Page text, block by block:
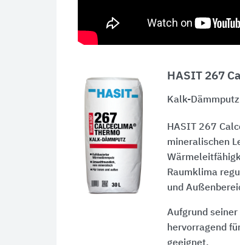
HASIT 267
Kalk-Dämmputz
HASIT 267
mineralischen
Raumklima
und
Aufgrund
hervorragend